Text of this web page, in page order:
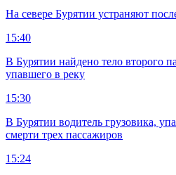
На севере Бурятии устраняют
15:40
В Бурятии найдено тело второго
упавшего в реку
15:30
В Бурятии водитель грузовика,
смерти трех пассажиров
15:24